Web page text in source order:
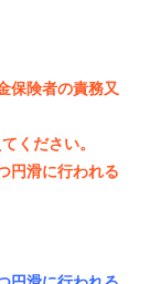
保険者の責務又
ください。
円滑に行われる